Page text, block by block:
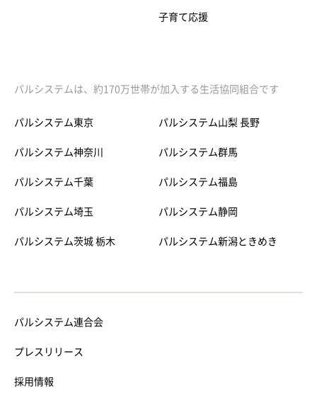
子育て応援
パルシステムは、約170万世帯が加入する生活協同組合です
パルシステム東京
パルシステム神奈川
パルシステム千葉
パルシステム埼玉
パルシステム茨城 栃木
パルシステム山梨 長野
パルシステム群馬
パルシステム福島
パルシステム静岡
パルシステム新潟ときめき
パルシステム連合会
プレスリリース
採用情報